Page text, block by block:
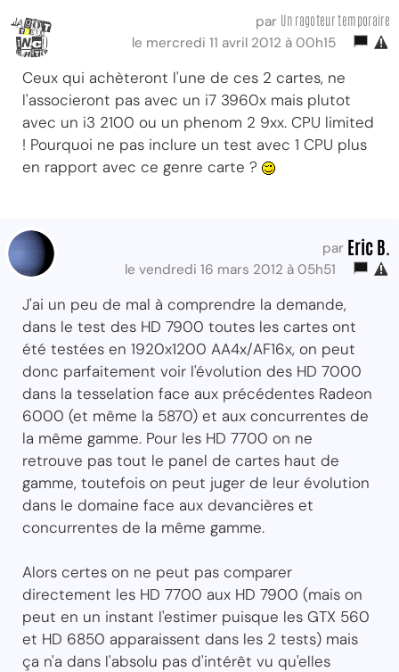
par Un ragoteur temporaire
le mercredi 11 avril 2012 à 00h15
Ceux qui achèteront l'une de ces 2 cartes, ne
l'associeront pas avec un i7 3960x mais plutot
avec un i3 2100 ou un phenom 2 9xx. CPU limited
! Pourquoi ne pas inclure un test avec 1 CPU plus
en rapport avec ce genre carte ?
par Eric B.
le vendredi 16 mars 2012 à 05h51
J'ai un peu de mal à comprendre la demande,
dans le test des HD 7900 toutes les cartes ont
été testées en 1920x1200 AA4x/AF16x, on peut
donc parfaitement voir l'évolution des HD 7000
dans la tesselation face aux précédentes Radeon
6000 (et même la 5870) et aux concurrentes de
la même gamme. Pour les HD 7700 on ne
retrouve pas tout le panel de cartes haut de
gamme, toutefois on peut juger de leur évolution
dans le domaine face aux devancières et
concurrentes de la même gamme.
Alors certes on ne peut pas comparer
directement les HD 7700 aux HD 7900 (mais on
peut en un instant l'estimer puisque les GTX 560
et HD 6850 apparaissent dans les 2 tests) mais
ça n'a dans l'absolu pas d'intérêt vu qu'elles